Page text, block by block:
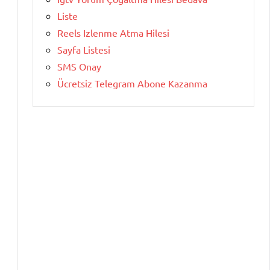
Liste
Reels Izlenme Atma Hilesi
Sayfa Listesi
SMS Onay
Ücretsiz Telegram Abone Kazanma